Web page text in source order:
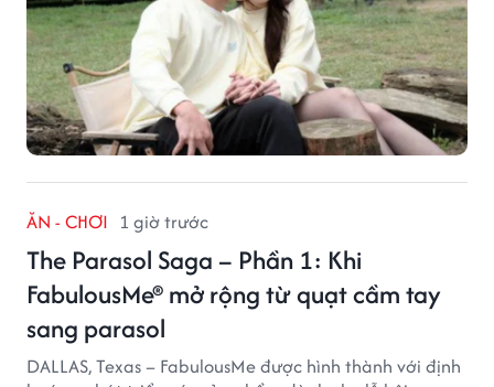
ĂN - CHƠI 1 giờ trước
The Parasol Saga – Phần 1: Khi
FabulousMe® mở rộng từ quạt cầm tay
sang parasol
DALLAS, Texas – FabulousMe được hình thành với định